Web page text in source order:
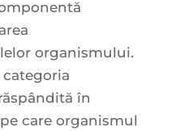
organismului.
în
care organismul